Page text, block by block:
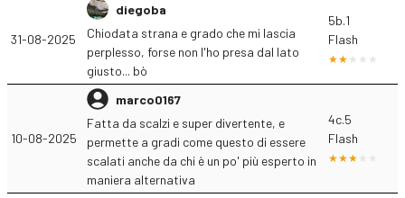
31-08-2025
diegoba
Chiodata strana e grado che mi lascia
perplesso, forse non l'ho presa dal lato
giusto... bò
5b.1
Flash
10-08-2025
marco0167
Fatta da scalzi e super divertente, e
permette a gradi come questo di essere
scalati anche da chi è un po' più esperto in
maniera alternativa
4c.5
Flash